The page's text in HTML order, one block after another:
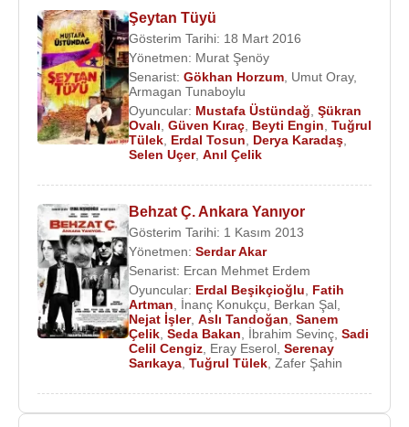
Şeytan Tüyü
Gösterim Tarihi: 18 Mart 2016
Yönetmen: Murat Şenöy
Senarist: Gökhan Horzum Umut Oray,
Armagan Tunaboylu
Oyuncular: Mustafa Üstündağ Şükran
Ovalı Güven Kıraç Beyti Engin Tuğrul
Tülek Erdal Tosun Derya Karadaş
Selen Uçer, Anıl Çelik
Behzat Ç. Ankara Yanıyor
Gösterim Tarihi: 1 Kasım 2013
Yönetmen: Serdar Akar
Senarist: Ercan Mehmet Erdem
Oyuncular: Erdal Beşikçioğlu
Fatih
Artman
İnanç Konukçu Berkan Şal
Nejat İşler, Aslı Tandoğan Sanem
Çelik Seda Bakan İbrahim Sevinç Sadi
Celil Cengiz Eray Eserol Serenay
Sarıkaya Tuğrul Tülek Zafer Şahin